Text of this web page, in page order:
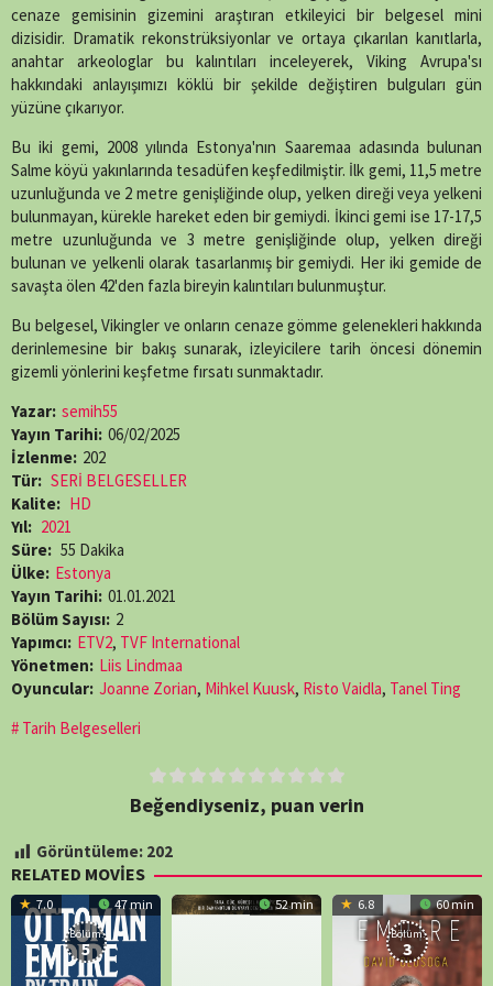
cenaze gemisinin gizemini araştıran etkileyici bir belgesel mini
dizisidir. Dramatik rekonstrüksiyonlar ve ortaya çıkarılan kanıtlarla,
anahtar arkeologlar bu kalıntıları inceleyerek, Viking Avrupa'sı
hakkındaki anlayışımızı köklü bir şekilde değiştiren bulguları gün
yüzüne çıkarıyor.
Bu iki gemi, 2008 yılında Estonya'nın Saaremaa adasında bulunan
Salme köyü yakınlarında tesadüfen keşfedilmiştir. İlk gemi, 11,5 metre
uzunluğunda ve 2 metre genişliğinde olup, yelken direği veya yelkeni
bulunmayan, kürekle hareket eden bir gemiydi. İkinci gemi ise 17-17,5
metre uzunluğunda ve 3 metre genişliğinde olup, yelken direği
bulunan ve yelkenli olarak tasarlanmış bir gemiydi. Her iki gemide de
savaşta ölen 42'den fazla bireyin kalıntıları bulunmuştur.
Bu belgesel, Vikingler ve onların cenaze gömme gelenekleri hakkında
derinlemesine bir bakış sunarak, izleyicilere tarih öncesi dönemin
gizemli yönlerini keşfetme fırsatı sunmaktadır.
Yazar: semih55
Yayın Tarihi: 06/02/2025
İzlenme: 202
Tür: SERİ BELGESELLER
Kalite: HD
Yıl: 2021
Süre: 55 Dakika
Ülke: Estonya
Yayın Tarihi: 01.01.2021
Bölüm Sayısı: 2
Yapımcı: ETV2, TVF International
Yönetmen: Liis Lindmaa
Oyuncular: Joanne Zorian, Mihkel Kuusk, Risto Vaidla, Tanel Ting
Tarih Belgeselleri
Beğendiyseniz, puan verin
Görüntüleme: 202
RELATED MOVIES
7.0 47 min
Bölüm:
5
52 min 6.8 60 min
Bölüm:
3